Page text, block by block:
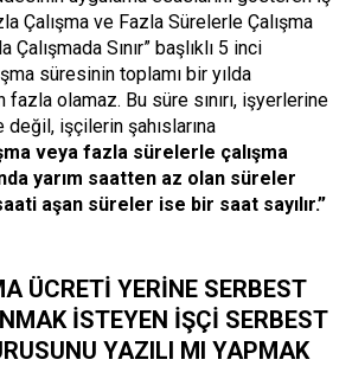
Çalışma ve Fazla Sürelerle Çalışma
Sınır” başlıklı 5 inci
süresinin toplamı bir yılda
olamaz. Bu süre sınırı, işyerlerine
işçilerin şahıslarına
veya fazla sürelerle çalışma
yarım saatten az olan süreler
aşan süreler ise bir saat sayılır.”
ÜCRETİ YERİNE SERBEST
İSTEYEN İŞÇİ SERBEST
YAZILI MI YAPMAK